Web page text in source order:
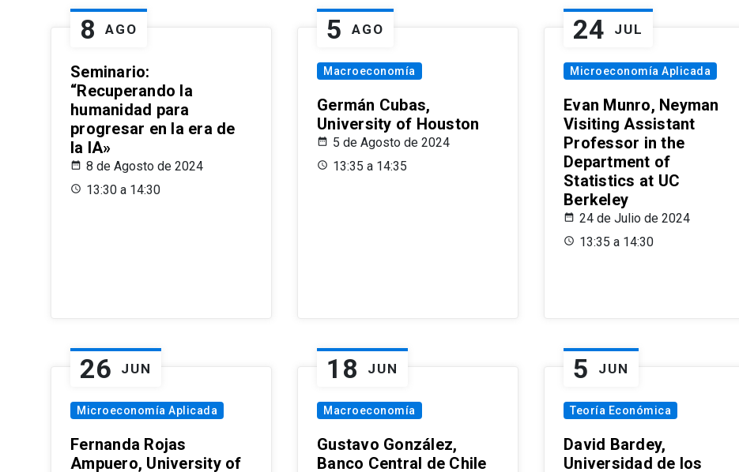
8 AGO
Seminario:
“Recuperando la
humanidad para
progresar en la era de
la IA»
8 de Agosto de 2024
13:30 a 14:30
5 AGO
Macroeconomía
Germán Cubas,
University of Houston
5 de Agosto de 2024
13:35 a 14:35
24 JUL
Microeconomía Aplicada
Evan Munro, Neyman
Visiting Assistant
Professor in the
Department of
Statistics at UC
Berkeley
24 de Julio de 2024
13:35 a 14:30
26 JUN
Microeconomía Aplicada
Fernanda Rojas
Ampuero, University of
18 JUN
Macroeconomía
Gustavo González,
Banco Central de Chile
5 JUN
Teoría Económica
David Bardey,
Universidad de los